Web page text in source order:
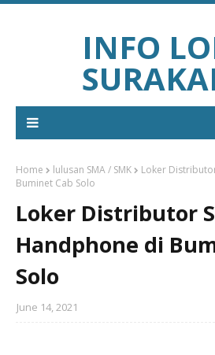
INFO
Home lulusan SMA / SMK
Loker
Buminet Cab Solo
Loker Distributor
Handphone di
Solo
June 14, 2021